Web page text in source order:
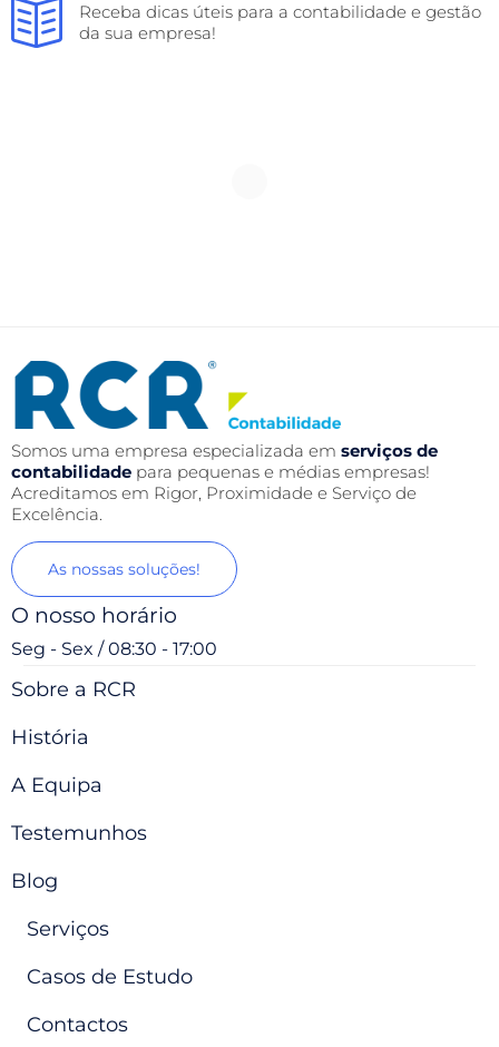
Receba dicas úteis para a contabilidade e gestão
da sua empresa!
Somos uma empresa especializada em serviços de
contabilidade para pequenas e médias empresas!
Acreditamos em Rigor, Proximidade e Serviço de
Excelência.
As nossas soluções!
O nosso horário
Seg - Sex / 08:30 - 17:00
Sobre a RCR
História
A Equipa
Testemunhos
Blog
Serviços
Casos de Estudo
Contactos